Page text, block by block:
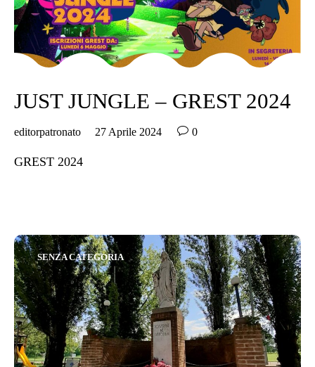
JUST JUNGLE – GREST 2024
editorpatronato 27 Aprile 2024  0
GREST 2024
Category
SENZA CATEGORIA